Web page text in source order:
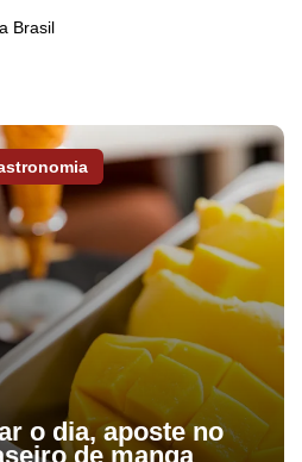
Brasil
o dia, aposte no
de manga